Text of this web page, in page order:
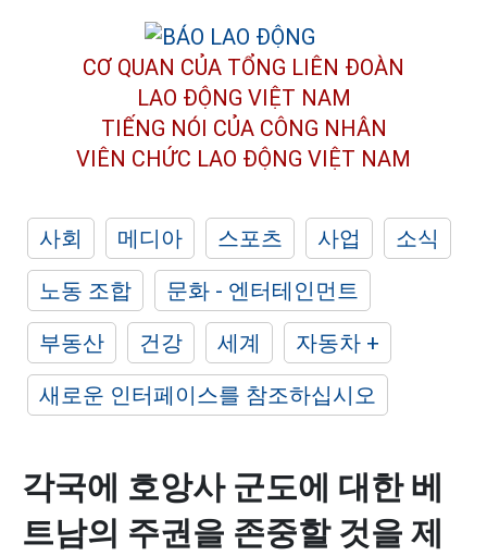
CƠ QUAN CỦA TỔNG LIÊN ĐOÀN
LAO ĐỘNG VIỆT NAM
TIẾNG NÓI CỦA CÔNG NHÂN
VIÊN CHỨC LAO ĐỘNG VIỆT NAM
사회 메디아 스포츠 사업
소식
노동 조합
문화 - 엔터테인먼트
부동산
건강 세계
자동차 +
새로운 인터페이스를 참조하십시오
각국에 호앙사 군도에 대한 베
트남의 주권을 존중할 것을 제